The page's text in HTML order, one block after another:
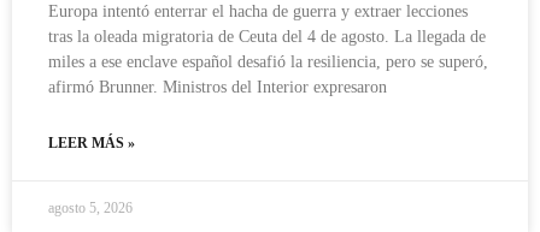
Europa intentó enterrar el hacha de guerra y extraer lecciones
tras la oleada migratoria de Ceuta del 4 de agosto. La llegada de
miles a ese enclave español desafió la resiliencia, pero se superó,
afirmó Brunner. Ministros del Interior expresaron
LEER MÁS »
agosto 5, 2026